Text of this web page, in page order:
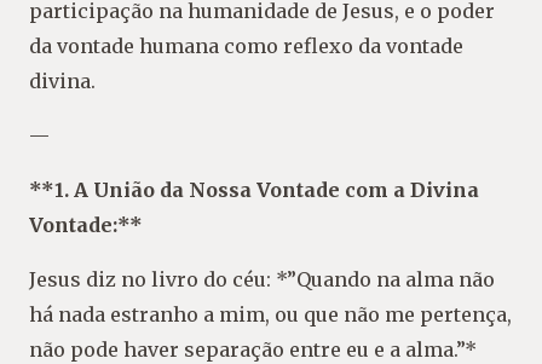
participação na humanidade de Jesus, e o poder
da vontade humana como reflexo da vontade
divina.
—
**1. A União da Nossa Vontade com a Divina
Vontade:**
Jesus diz no livro do céu: *”Quando na alma não
há nada estranho a mim, ou que não me pertença,
não pode haver separação entre eu e a alma.”*